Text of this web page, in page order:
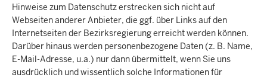
Hinweise zum Datenschutz erstrecken sich nicht auf
Webseiten anderer Anbieter, die ggf. über Links auf den
Internetseiten der Bezirksregierung erreicht werden können.
Darüber hinaus werden personenbezogene Daten (z. B. Name,
E-Mail-Adresse, u.a.) nur dann übermittelt, wenn Sie uns
ausdrücklich und wissentlich solche Informationen für